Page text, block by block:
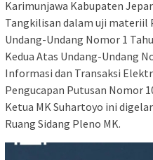
Karimunjawa Kabupaten
Tangkilisan dalam uji materiil
Undang-Undang Nomor 1
Kedua Atas Undang-Undang
Informasi dan Transaksi
Pengucapan Putusan Nomor
Ketua MK Suhartoyo ini
Ruang Sidang Pleno MK.